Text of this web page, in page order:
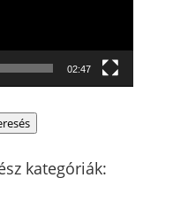
02:47
kategóriák: